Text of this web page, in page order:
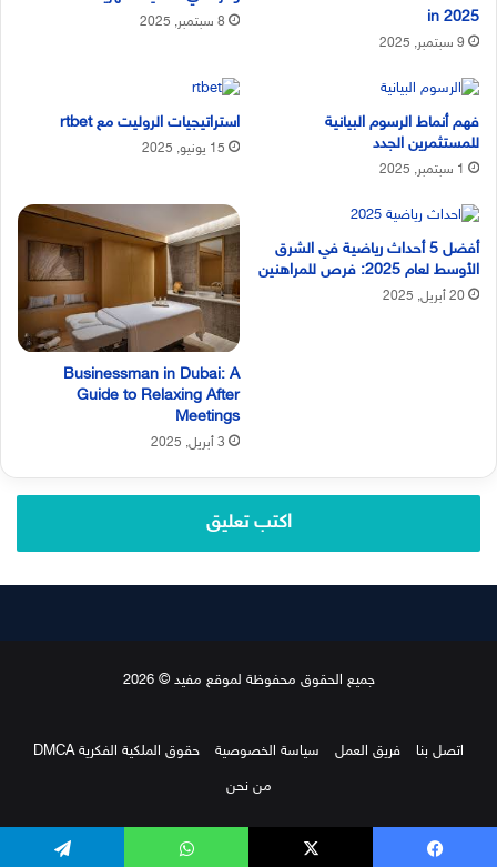
in 2025
9 سبتمبر, 2025
8 سبتمبر, 2025
فهم أنماط الرسوم البيانية
للمستثمرين الجدد
1 سبتمبر, 2025
استراتيجيات الروليت مع rtbet
15 يونيو, 2025
أفضل 5 أحداث رياضية في الشرق
الأوسط لعام 2025: فرص للمراهنين
20 أبريل, 2025
Businessman in Dubai: A
Guide to Relaxing After
Meetings
3 أبريل, 2025
اكتب تعليق
جميع الحقوق محفوظة لموقع مفيد © 2026
اتصل بنا فريق العمل سياسة الخصوصية
حقوق الملكية الفكرية DMCA
من نحن